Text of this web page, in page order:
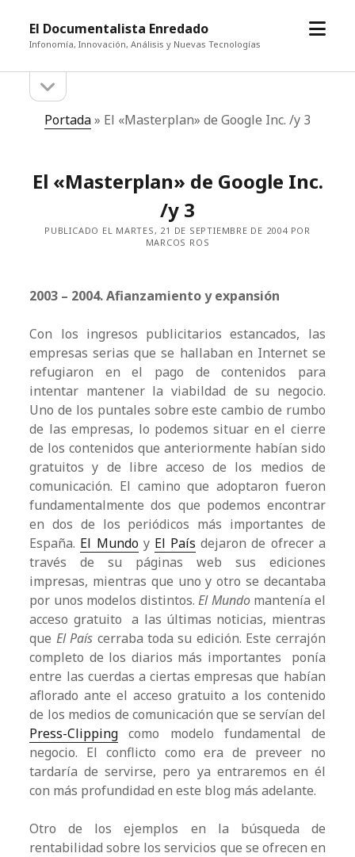
El Documentalista Enredado
Infonomía, Innovación, Análisis y Nuevas Tecnologías
abrir
Barra
lateral
la
lateral
Portada» El «Masterplan» de Google Inc. /y 3
El «Masterplan» de Google Inc.
/y 3
PUBLICADO EL MARTES, 21 DE SEPTIEMBRE DE 2004 POR
MARCOS ROS
2003 – 2004. Afianzamiento y expansión
Con los ingresos publicitarios estancados, las
empresas serias que se hallaban en Internet se
refugiaron en el pago de contenidos para
intentar mantener la viabildad de su negocio.
Uno de los puntales sobre este cambio de rumbo
de las empresas, lo podemos situar en el cierre
de los contenidos que anteriormente habían sido
gratuitos y de libre acceso de los medios de
comunicación. El camino que adoptaron fueron
fundamentalmente dos que podemos encontrar
en dos de los periódicos más importantes de
España. El Mundoy El País dejaron de ofrecer a
través de su páginas web sus ediciones
impresas, mientras que uno y otro se decantaba
por unos modelos distintos.El Mundomantenía el
acceso gratuito a las últimas noticias, mientras
que El País cerraba toda su edición. Este cerrajón
completo de los diarios más importantes ponía
entre las cuerdas a ciertas empresas que habían
aflorado ante el acceso gratuito a los contenido
de los medios de comunicación que se servían del
Press-Clipping como modelo fundamental de
negocio. El conflicto como era de preveer no
tardaría de servirse, pero ya entraremos en él
con más profundidad en este blog más adelante.
Otro de los ejemplos en la búsqueda de
rentabilidad sobre los servicios que se ofrecen en